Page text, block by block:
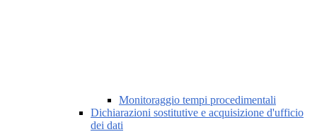
Monitoraggio tempi procedimentali
Dichiarazioni sostitutive e acquisizione d'ufficio
dei dati